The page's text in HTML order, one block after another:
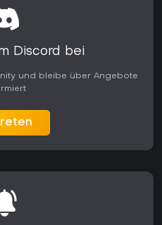
Discord bei
und bleibe über Angebote